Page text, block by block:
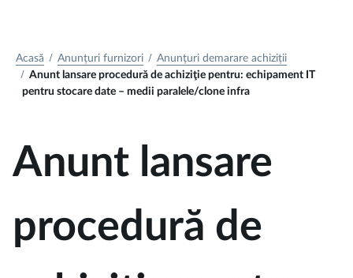
Acasă Anunțuri furnizori
Anunțuri demarare achiziții
Anunt lansare procedură de achiziţie pentru: echipament IT
pentru stocare date – medii paralele/clone infra
Anunt lansare
procedură de